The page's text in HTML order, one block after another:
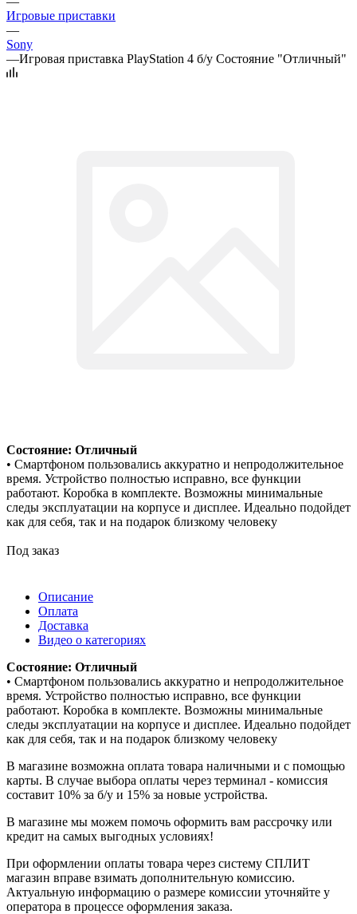
Игровые приставки
—
Sony
—Игровая приставка PlayStation 4 б/у Состояние "Отличный"
Состояние: Отличный
• Смартфоном пользовались аккуратно и непродолжительное
время. Устройство полностью исправно, все функции
работают. Коробка в комплекте. Возможны минимальные
следы эксплуатации на корпусе и дисплее. Идеально подойдет
как для себя, так и на подарок близкому человеку
Под заказ
Описание
Оплата
Доставка
Видео о категориях
Состояние: Отличный
• Смартфоном пользовались аккуратно и непродолжительное
время. Устройство полностью исправно, все функции
работают. Коробка в комплекте. Возможны минимальные
следы эксплуатации на корпусе и дисплее. Идеально подойдет
как для себя, так и на подарок близкому человеку
В магазине возможна оплата товара наличными и с помощью
карты. В случае выбора оплаты через терминал - комиссия
составит 10% за б/у и 15% за новые устройства.
В магазине мы можем помочь оформить вам рассрочку или
кредит на самых выгодных условиях!
При оформлении оплаты товара через систему СПЛИТ
магазин вправе взимать дополнительную комиссию.
Актуальную информацию о размере комиссии уточняйте у
оператора в процессе оформления заказа.